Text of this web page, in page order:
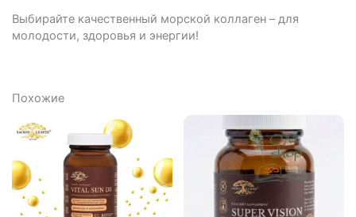
Выбирайте качественный морской коллаген – для
молодости, здоровья и энергии!
Похожие